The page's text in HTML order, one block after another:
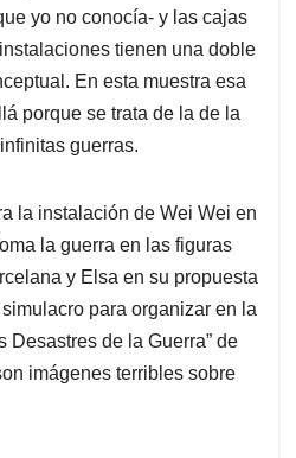
yo no conocía- y las cajas
tienen una doble
En esta muestra esa
porque se trata de la de la
guerras.
la instalación de Wei Wei en
la guerra en las figuras
y Elsa en su propuesta
para organizar en la
Desastres de la Guerra” de
imágenes terribles sobre